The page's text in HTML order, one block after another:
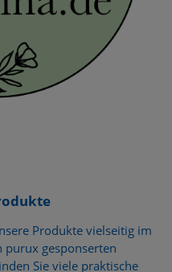
Produkte vielseitig im
purux gesponserten
Sie viele praktische